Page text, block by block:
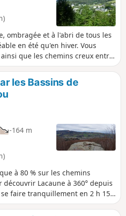
ombragée et à l'abri de tous les
en été qu'en hiver. Vous
que les chemins creux entre
les Bassins de
-164 m
à 80 % sur les chemins
Lacaune à 360° depuis
se faire tranquillement en 2 h 15
douces.